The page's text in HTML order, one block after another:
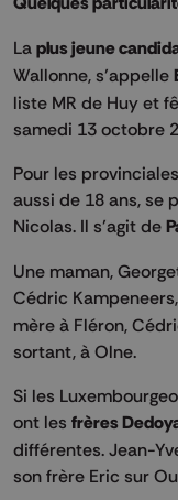
La plus jeune
Wallonne, s’appelle
liste MR de Huy et
samedi 13 octobre
Pour les
aussi de 18 ans, se
Nicolas. Il s’agit de
Une maman,
Cédric
mère à Fléron,
sortant, à Olne.
Si les
ont les frères
différentes. Jean-
son frère Eric sur